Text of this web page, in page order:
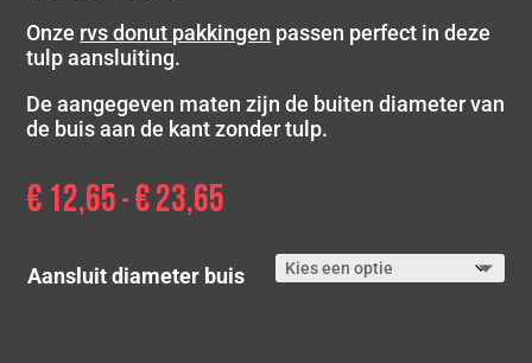
Onze rvs donut pakkingen passen perfect in deze
tulp aansluiting.
De aangegeven maten zijn de buiten diameter van
de buis aan de kant zonder tulp.
€ 12,65 - €23,65
€ 23,65
Aansluit diameter buis